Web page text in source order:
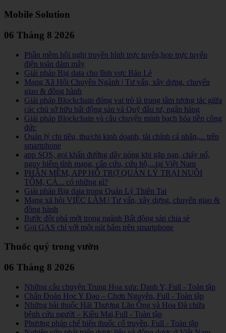
Mobile Solution
06 Tháng 8 2026
Phần mềm hội nghị truyền hình trực tuyến,họp trực tuyến
điện toán đám mây
Giải pháp Big data cho lĩnh vực Bán Lẻ
Mạng Xã Hội Chuyên Ngành | Tư vấn, xây dựng, chuyển
giao & đồng hành
Giải pháp Blockchain đóng vai trò là trung tâm tương tác giữa
các chủ sở hữu bất động sản và Quỹ đầu tư, ngân hàng
Giải pháp Blockchain và câu chuyện minh bạch hóa tiền công
đức
Quản lý chi tiêu, thu/chi kinh doanh, tài chính cá nhân,... trên
smartphone
app SOS, gọi khẩn đường dây nóng khi gặp nạn, cháy nổ,
nguy hiểm tính mạng, cấp cứu, cứu hộ,...tại Việt Nam
PHẦN MỀM, APP HỖ TRỢ QUẢN LÝ TRẠI NUÔI
TÔM, CÁ... có những gì?
Giải pháp Big data trong Quản Lý Thiên Tai
Mạng xã hội VIỆC LÀM | Tư vấn, xây dựng, chuyển giao &
đồng hành
Bước đột phá mới trong ngành Bất động sản chia sẻ
Gọi GAS chỉ với một nút bấm trên smartphone
Thuốc quý trong vườn
06 Tháng 8 2026
Những câu chuyện Trung Hoa xưa: Danh Y, Full - Toàn tập
Chẩn Đoán Học Y Đạo – Chơn Nguyên, Full - Toàn tập
Những bài thuốc Hải Thượng Lãn Ông và Hoa Đà chữa
bệnh cứu người – Kiều Mai,Full - Toàn tập
Phương pháp chế biến thuốc cổ truyền, Full - Toàn tập